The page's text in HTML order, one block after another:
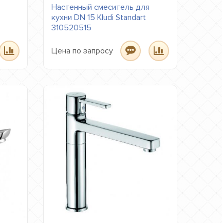
Настенный смеситель для
кухни DN 15 Kludi Standart
310520515
Цена по запросу